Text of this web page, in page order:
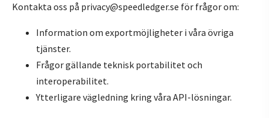
Kontakta oss på privacy@speedledger.se för frågor om:
Information om exportmöjligheter i våra övriga
tjänster.
Frågor gällande teknisk portabilitet och
interoperabilitet.
Ytterligare vägledning kring våra API-lösningar.